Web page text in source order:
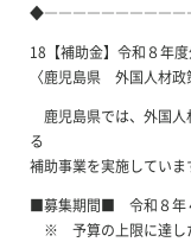
18【補助金】令和８年
〈鹿児島県 外国人材政
鹿児島県では、外国人
る
補助事業を実施していま
■募集期間■ 令和８年４
※ 予算の上限に達した